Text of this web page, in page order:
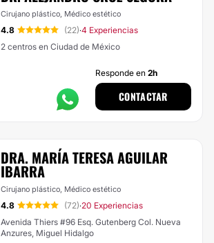
Cirujano plástico, Médico estético
4.8 (22)·4 Experiencias
2 centros en Ciudad de México
Responde en 2h
CONTACTAR
DRA. MARÍA TERESA AGUILAR
IBARRA
Cirujano plástico, Médico estético
4.8 (72)·20 Experiencias
Avenida Thiers #96 Esq. Gutenberg Col. Nueva
Anzures, Miguel Hidalgo